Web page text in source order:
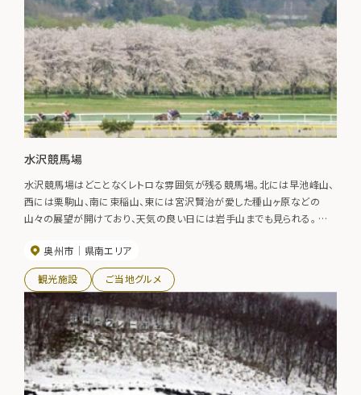
水沢競馬場
水沢競馬場はどことなくレトロな雰囲気が残る競馬場。北には早池峰山、
西には栗駒山、南に束稲山、東には宮沢賢治が愛した種山ヶ原などの
山々の展望が開けており、天気の良い日には岩手山までも見られる。 春
咲き乱れ、一般公開時には大勢の花見客でにぎわう。
奥州市 県南エリア
観光施設 ご当地グルメ